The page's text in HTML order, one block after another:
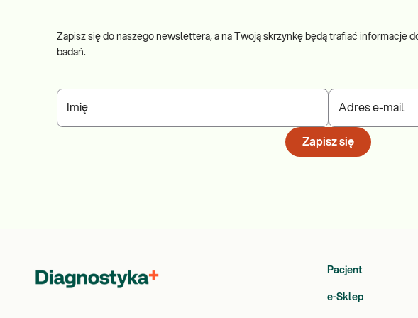
CDKN2A,
MLH1, MSH
Zapisz się do naszego newslettera, a na Twoją skrzynkę będą trafiać informacje
badań.
Imię Adres e-mail
Zapisz się
Pacjent
e-Sklep